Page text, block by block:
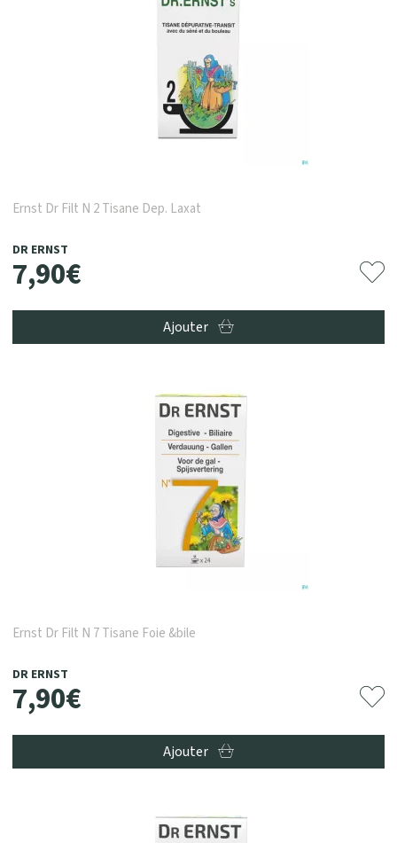
Ernst Dr Filt N 2 Tisane Dep. Laxat
DR ERNST
7,90€
Ajouter
Ernst Dr Filt N 7 Tisane Foie &bile
DR ERNST
7,90€
Ajouter